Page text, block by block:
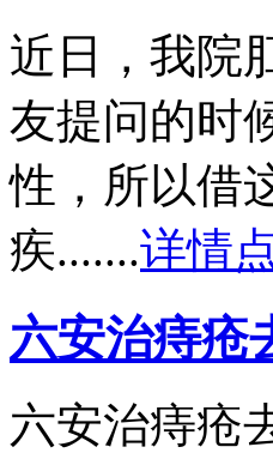
近日，我院
友提问的时
性，所以借
疾.......详情
六安治痔疮
六安治痔疮